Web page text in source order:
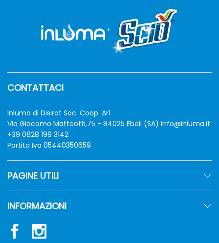
CONTATTACI
Inluma di Disirat Soc. Coop. Arl
Via Giacomo Matteotti,75 - 84025 Eboli (SA) info@inluma.it
+39 0828 199 3142
Partita Iva 05440350659
PAGINE UTILI
INFORMAZIONI